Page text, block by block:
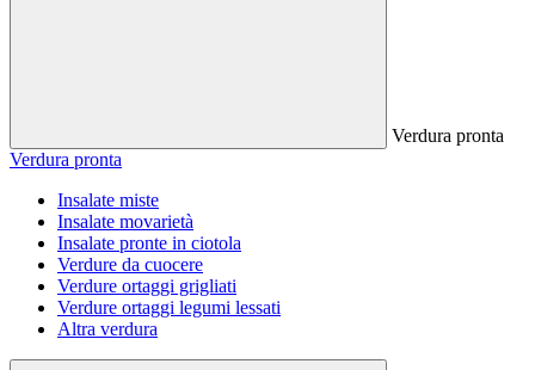
Verdura pronta
Verdura pronta
Insalate miste
Insalate movarietà
Insalate pronte in ciotola
Verdure da cuocere
Verdure ortaggi grigliati
Verdure ortaggi legumi lessati
Altra verdura